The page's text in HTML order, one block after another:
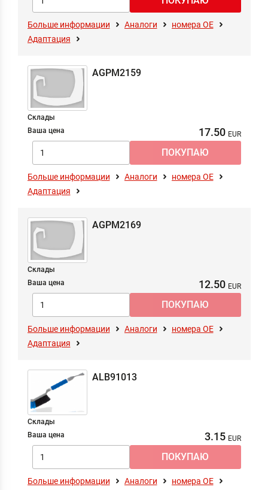
Больше информации Аналоги
номера ОЕ
Адаптация
AGPM2159
Склады
Ваша цена
17.50
Больше информации Аналоги
номера ОЕ
Адаптация
AGPM2169
Склады
Ваша цена
12.50
Больше информации Аналоги
номера ОЕ
Адаптация
ALB91013
Склады
Ваша цена
3.15
Больше информации Аналоги
номера ОЕ